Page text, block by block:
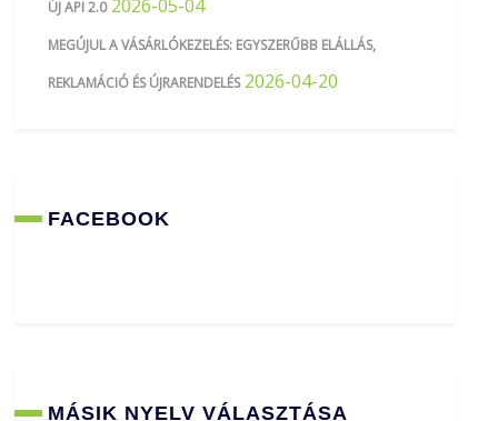
ÚJ API 2.0 2026-05-04
MEGÚJUL A VÁSÁRLÓKEZELÉS: EGYSZERŰBB ELÁLLÁS,
REKLAMÁCIÓ ÉS ÚJRARENDELÉS 2026-04-20
FACEBOOK
MÁSIK NYELV VÁLASZTÁSA